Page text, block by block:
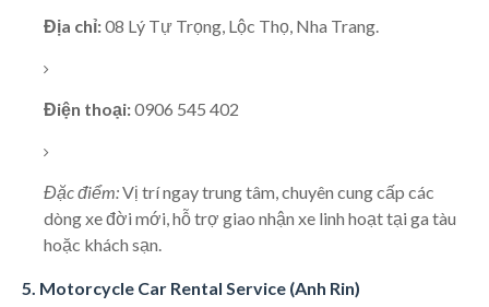
Địa chỉ:08 Lý Tự Trọng, Lộc Thọ, Nha Trang.
Điện thoại:0906 545 402
Đặc điểm:Vị trí ngay trung tâm, chuyên cung cấp các
dòng xe đời mới, hỗ trợ giao nhận xe linh hoạt tại ga tàu
hoặc khách sạn.
5. Motorcycle Car Rental Service (Anh Rin)